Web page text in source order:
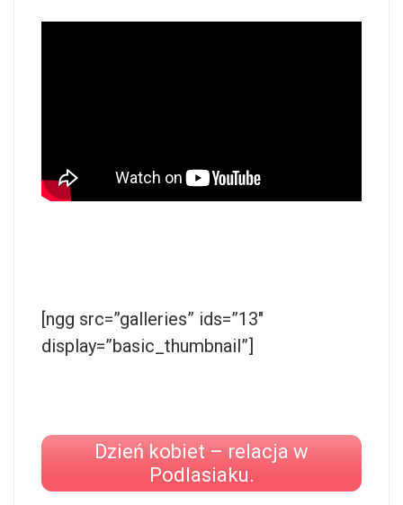
[ngg src=”galleries” ids=”13″
display=”basic_thumbnail”]
Dzień kobiet – relacja w
Podlasiaku.